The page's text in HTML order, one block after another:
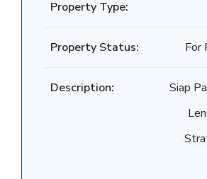
Property Type:
Property Status: For
Description:
Siap